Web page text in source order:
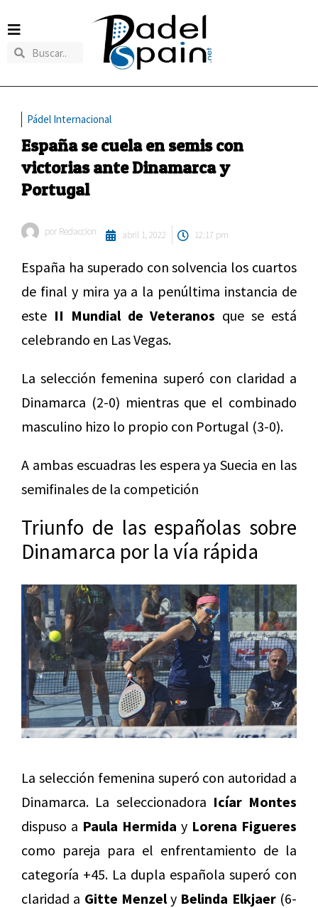
Pádel Internacional
España se cuela en semis con
victorias ante Dinamarca y
Portugal
por Redaccion abril 1, 2022 12:17 pm
España ha superado con solvencia los cuartos
de final y mira ya a la penúltima instancia de
este II Mundial de Veteranos que se está
celebrando en Las Vegas.
La selección femenina superó con claridad a
Dinamarca (2-0) mientras que el combinado
masculino hizo lo propio con Portugal (3-0).
A ambas escuadras les espera ya Suecia en las
semifinales de la competición
Triunfo de las españolas sobre
Dinamarca por la vía rápida
La selección femenina superó con autoridad a
Dinamarca. La seleccionadora Icíar Montes
dispuso a Paula Hermida y Lorena Figueres
como pareja para el enfrentamiento de la
categoría +45. La dupla española superó con
claridad a Gitte Menzely Belinda Elkjaer(6-